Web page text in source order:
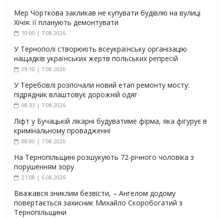
Мер Чорткова закликав не купувати будівлю на вулиці
Хічія: її планують демонтувати
10:00 | 7.08.2026
У Тернополі створюють всеукраїнську організацію
нащадків українських жертв польських репресій
09:10 | 7.08.2026
У Теребовлі розпочали новий етап ремонту мосту:
підрядник влаштовує дорожній одяг
08:33 | 7.08.2026
Ліфт у Бучацькій лікарні будуватиме фірма, яка фігурує в
кримінальному провадженні
08:00 | 7.08.2026
На Тернопільщині розшукують 72-річного чоловіка з
порушенням зору
21:08 | 6.08.2026
Вважався зниклим безвісти, – Ангелом додому
повертається захисник Михайло Скоробогатий з
Тернопільщини